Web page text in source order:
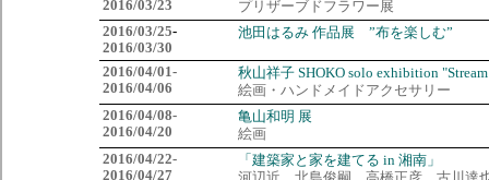
2016/03/23
プリザーブドフラワー展
2016/03/25-
2016/03/30
池田はるみ 作品展 ”布を楽しむ”
2016/04/01-
2016/04/06
秋山祥子 SHOKO solo exhibition
絵画・ハンドメイドアクセサリー
2016/04/08-
2016/04/20
亀山和明 展
絵画
2016/04/22-
2016/04/27
「建築家と家を建てる in 湘南」